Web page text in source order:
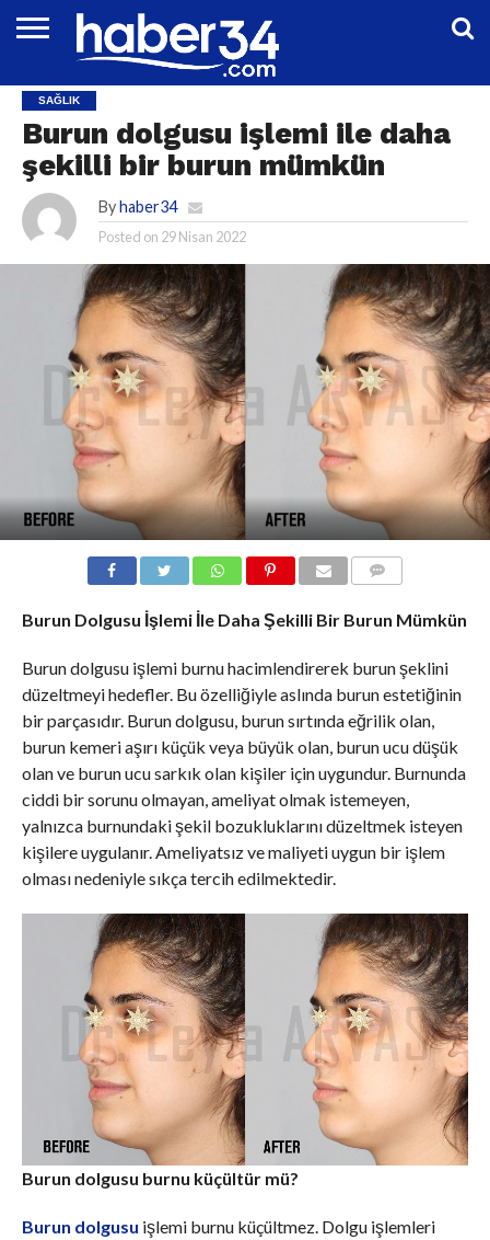
EĞITIM
EKONOMI
GENEL
MAGAZIN
OTOMOTIV
SIYASET
SPOR
TEKNOLOJI
SAĞLIK
Burun dolgusu işlemi ile daha
şekilli bir burun mümkün
By haber34
Posted on 29 Nisan 2022
Burun Dolgusu İşlemi İle Daha Şekilli Bir Burun Mümkün
Burun dolgusu işlemi burnu hacimlendirerek burun şeklini
düzeltmeyi hedefler. Bu özelliğiyle aslında burun estetiğinin
bir parçasıdır. Burun dolgusu, burun sırtında eğrilik olan,
burun kemeri aşırı küçük veya büyük olan, burun ucu düşük
olan ve burun ucu sarkık olan kişiler için uygundur. Burnunda
ciddi bir sorunu olmayan, ameliyat olmak istemeyen,
yalnızca burnundaki şekil bozukluklarını düzeltmek isteyen
kişilere uygulanır. Ameliyatsız ve maliyeti uygun bir işlem
olması nedeniyle sıkça tercih edilmektedir.
Burun dolgusu burnu küçültür mü?
Burun dolgusu işlemi burnu küçültmez. Dolgu işlemleri